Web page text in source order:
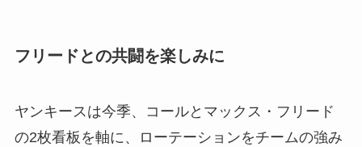
フリードとの共闘を楽しみに
ヤンキースは今季、コールとマックス・フリード
の2枚看板を軸に、ローテーションをチームの強み